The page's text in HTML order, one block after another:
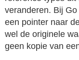
veranderen. Bij
een pointer naar
wel de originele
geen kopie van